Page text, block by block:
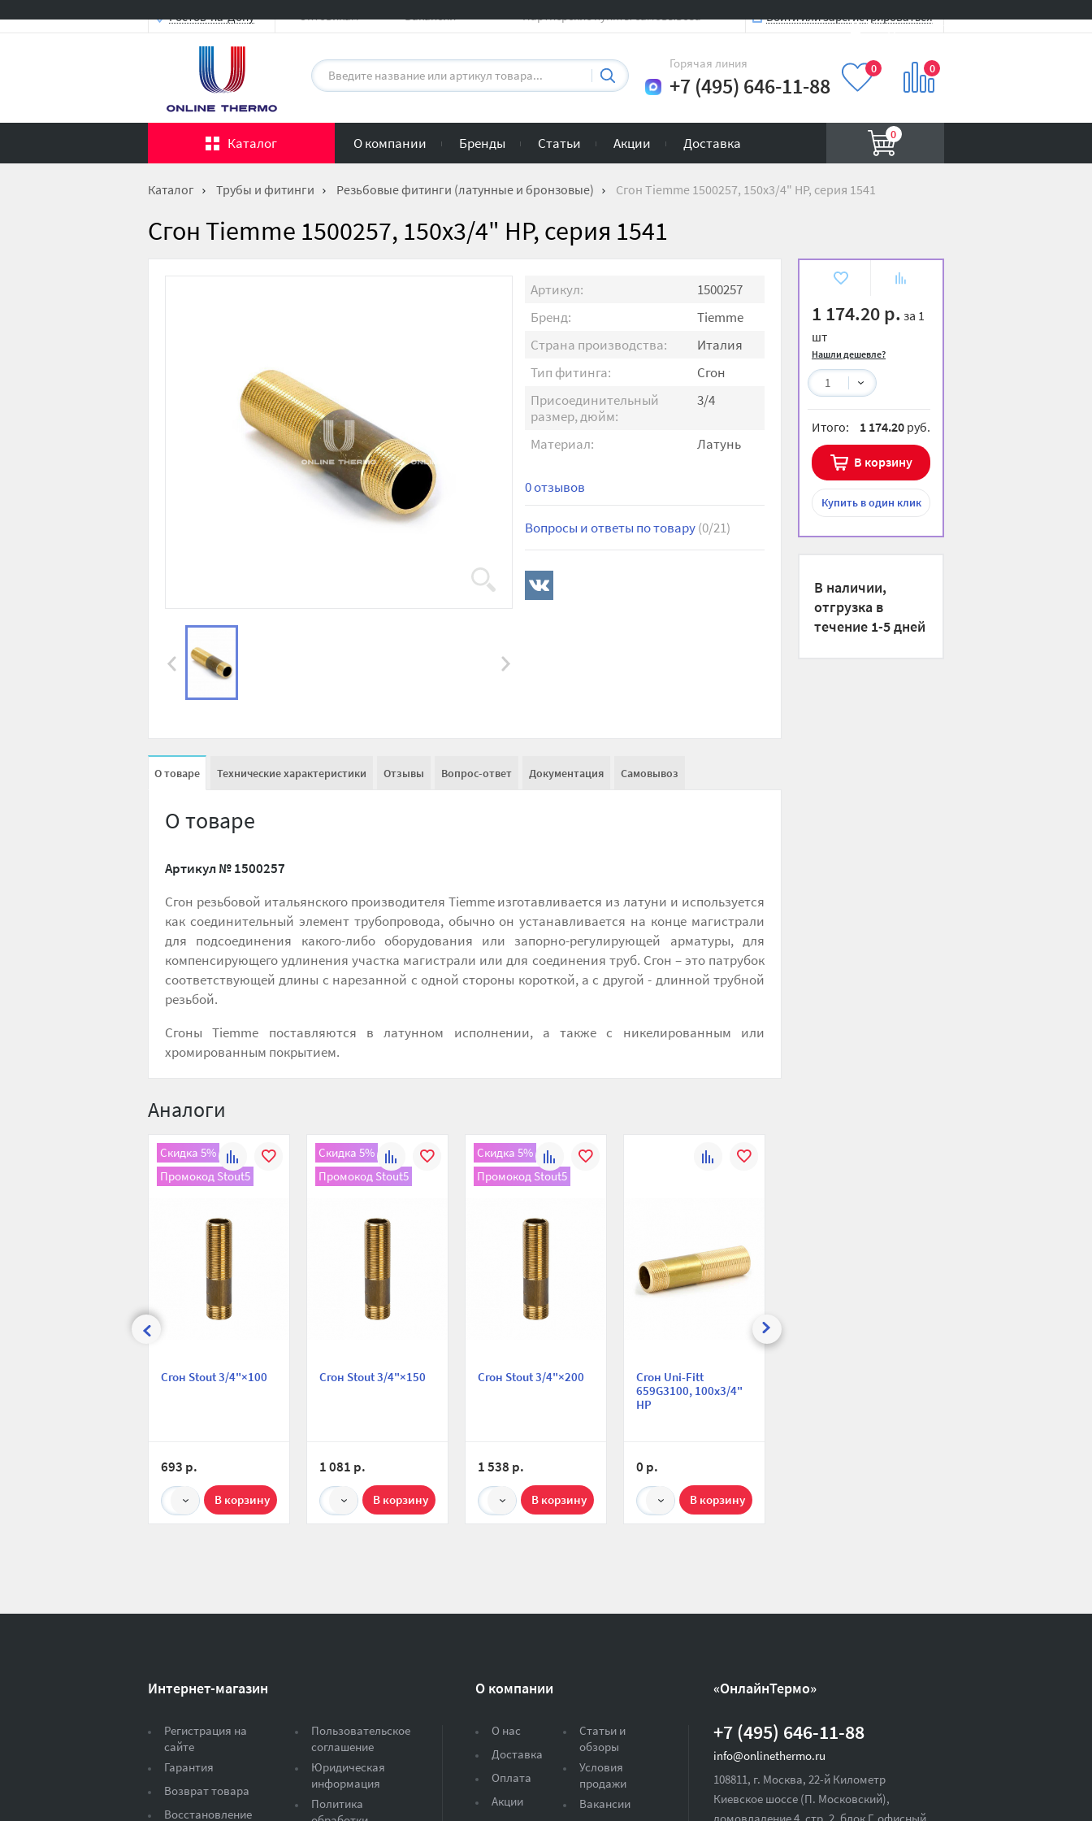
Ростов-на-Дону Оптовикам Вакансии Партнерские пункты самовывоза Войти или зарегистрироваться
Горячая линия
+7 (495) 646-11-88
0 0
Каталог О компании Бренды Статьи Акции Доставка 0
Вход на сайт
Каталог Трубы и фитинги Резьбовые фитинги (латунные и бронзовые) Сгон Tiemme 1500257, 150x3/4" НР, серия 1541
Сгон Tiemme 1500257, 150x3/4" НР, серия 1541
1 174.20 р. за 1
шт
Нашли дешевле?
1
Итого: 1 174.20 руб.
В корзину
Купитьв один клик
В наличии,
отгрузка в
течение 1-5 дней
Артикул:
1500257
Бренд:
Tiemme
Страна производства:
Италия
Тип фитинга:
Сгон
Присоединительный
размер, дюйм:
3/4
Материал: Латунь
0 отзывов
Вопросы и ответы по товару(0/21)
О товаре Технические характеристики Отзывы Вопрос-ответ Документация Самовывоз
О товаре
Артикул №1500257
Сгон резьбовой итальянского производителя Tiemme изготавливается из латуни и используется
как соединительный элемент трубопровода, обычно он устанавливается на конце магистрали
для подсоединения какого-либо оборудования или запорно-регулирующей арматуры, для
компенсирующего удлинения участка магистрали или для соединения труб. Сгон – это патрубок
соответствующей длины с нарезанной с одной стороны короткой, а с другой - длинной трубной
резьбой.
Сгоны Tiemme поставляются в латунном исполнении, а также с никелированным или
хромированным покрытием.
Аналоги
Скидка 5%
Промокод Stout5
К
сравнению
Сгон Stout 3/4"×100
693 р.
1
Скидка 5%
Промокод Stout5
К
сравнению
Сгон Stout 3/4"×150
1 081 р.
1
Скидка 5%
Промокод Stout5
К
сравнению
Сгон Stout 3/4"×200
1 538 р.
1
Сгон Uni-Fitt
659G3100, 100х3/4"
НР
0 р.
1
Интернет-магазин
Регистрация на
сайте
Гарантия
Возврат товара
Восстановление
Пользовательское
соглашение
Юридическая
информация
Политика
О компании
О нас
Доставка
Оплата
Акции
Статьи и
обзоры
Условия
продажи
Вакансии
«ОнлайнТермо»
+7 (495) 646-11-88
info@onlinethermo.ru
108811, г. Москва, 22-й Километр
Киевское шоссе (П. Московский),